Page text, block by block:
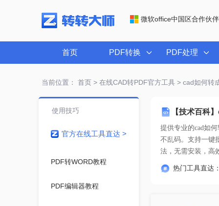
微软office中国区合作伙伴
首页 PDF转换 PDF处理
当前位置： 首页> 在线CAD转PDF官方工具> cad如何转
【技术百科
提供专业的cad如
法，无需安装，高
热门工具直达
使用技巧
官方在线工具直达 >
PDF转WORD教程
PDF编辑器教程